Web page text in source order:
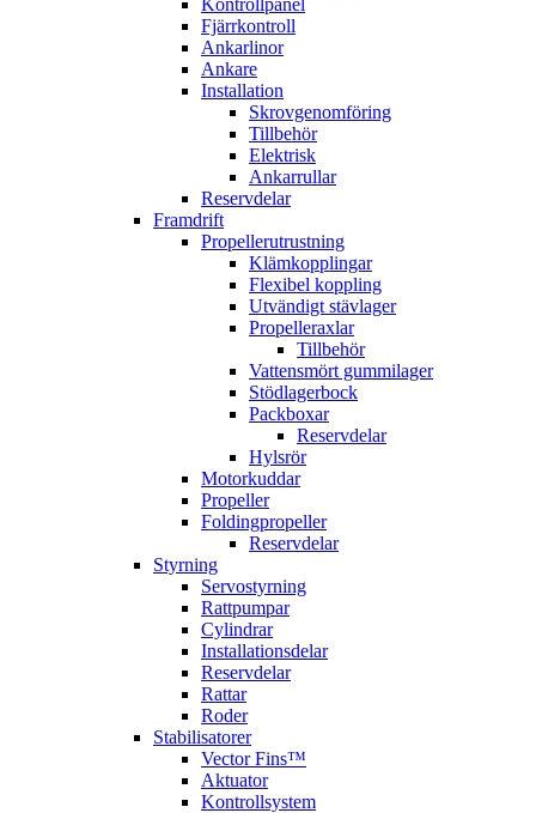
Kontrollpanel
Fjärrkontroll
Ankarlinor
Ankare
Installation
Skrovgenomföring
Tillbehör
Elektrisk
Ankarrullar
Reservdelar
Framdrift
Propellerutrustning
Klämkopplingar
Flexibel koppling
Utvändigt stävlager
Propelleraxlar
Tillbehör
Vattensmört gummilager
Stödlagerbock
Packboxar
Reservdelar
Hylsrör
Motorkuddar
Propeller
Foldingpropeller
Reservdelar
Styrning
Servostyrning
Rattpumpar
Cylindrar
Installationsdelar
Reservdelar
Rattar
Roder
Stabilisatorer
Vector Fins™
Aktuator
Kontrollsystem